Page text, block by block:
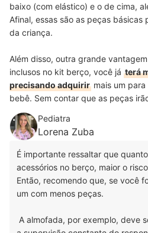
baixo (com elástico) e o de cima,
Afinal, essas são as peças básicas
da criança.
Além disso, outra grande
inclusos no kit berço, você já terá
precisando adquirir mais um
bebê. Sem contar que as peças
Pediatra
Lorena Zuba
É importante ressaltar que
acessórios no berço, maior o
Então, recomendo que, se você
um com menos peças.
A almofada, por exemplo, deve